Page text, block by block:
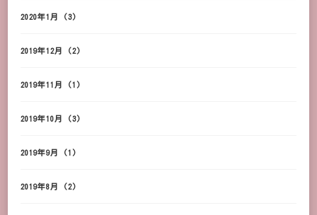
2020年1月 (3)
2019年12月 (2)
2019年11月 (1)
2019年10月 (3)
2019年9月 (1)
2019年8月 (2)